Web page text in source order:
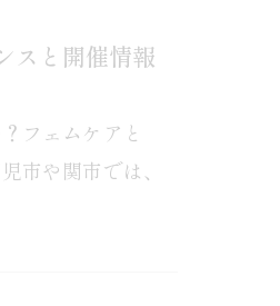
スと開催情報
フェムケアと
市や関市では、